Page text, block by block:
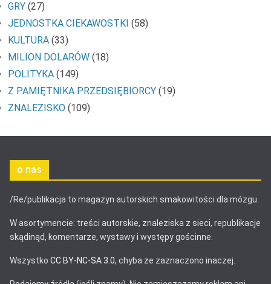
GRY (27)
JEDNOSTKA CIEKAWOSTKI (58)
KULTURA (33)
MILION DOLARÓW (18)
POLITYKA (149)
Z PAMIĘTNIKA PRZEDSIĘBIORCY (19)
ZNALEZISKO (109)
o nas
/Re/publikacja to magazyn autorskich smakowitości dla mózgu.
W asortymencie: treści autorskie, znaleziska z sieci, republikacje
skądinąd, komentarze, wystawy i występy gościnne.
Wszystko CC BY-NC-SA 3.0, chyba że zaznaczono inaczej.